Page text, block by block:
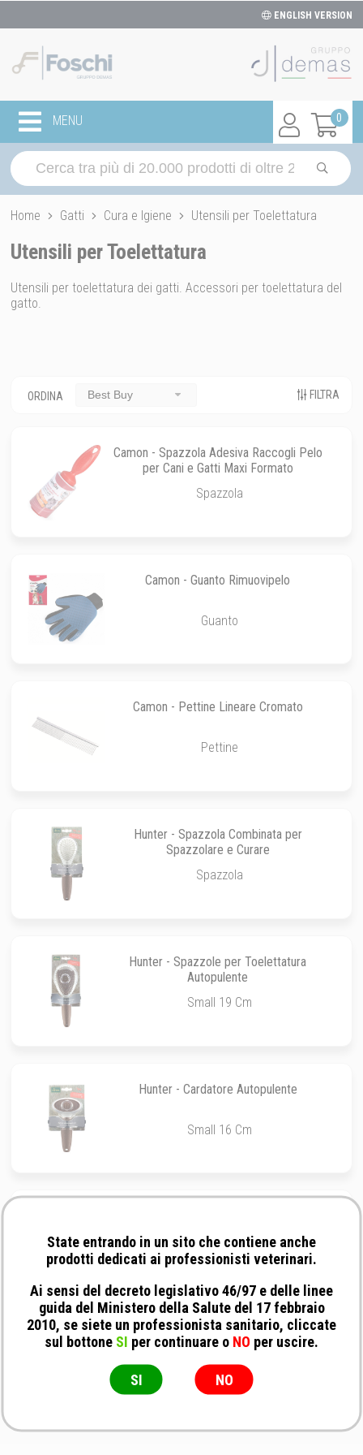
ENGLISH VERSION
0
MENU
Home Gatti Cura e Igiene Utensili per Toelettatura
Utensili per Toelettatura
Utensili per toelettatura dei gatti. Accessori per toelettatura del
gatto.
ORDINA Best Buy FILTRA
Camon - Spazzola Adesiva Raccogli Pelo
per Cani e Gatti Maxi Formato
Spazzola
Camon - Guanto Rimuovipelo
Guanto
Camon - Pettine Lineare Cromato
Pettine
Hunter - Spazzola Combinata per
Spazzolare e Curare
Spazzola
Hunter - Spazzole per Toelettatura
Autopulente
Small 19 Cm
Hunter - Cardatore Autopulente
Small 16 Cm
Accessorio
State entrando in un sito che contiene anche
prodotti dedicati ai professionisti veterinari.
Ai sensi del decreto legislativo 46/97 e delle linee
guida del Ministero della Salute del 17 febbraio
2010, se siete un professionista sanitario, cliccate
sul bottone SI per continuare o NO per uscire.
SI NO